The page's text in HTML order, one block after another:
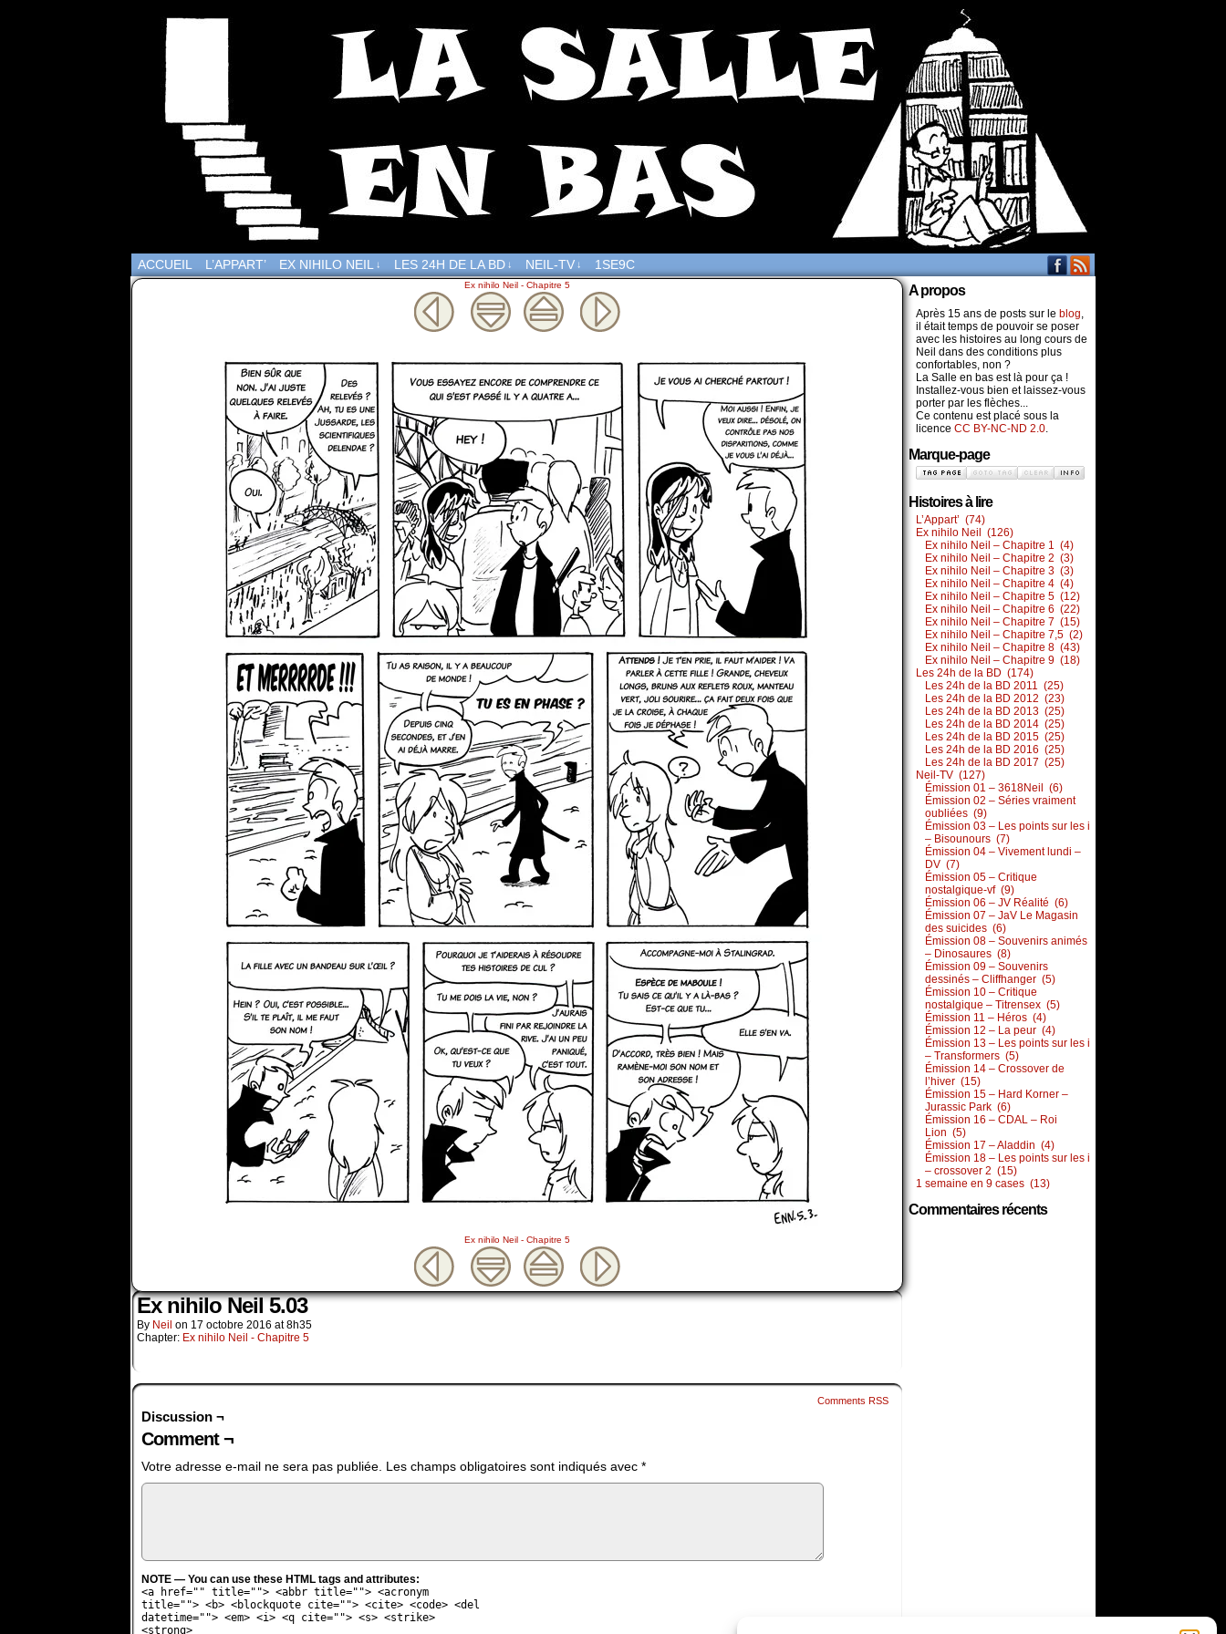
ACCUEIL L’APPART’ EX NIHILO NEIL ↓ LES 24H DE LA BD ↓ NEIL-TV ↓ 1SE9C
Ex nihilo Neil - Chapitre 5
Ex nihilo Neil - Chapitre 5
Ex nihilo Neil 5.03
By Neil on 17 octobre 2016 at8h35
Chapter: Ex nihilo Neil - Chapitre 5
Comments RSS
Discussion ¬
Comment ¬
Votre adresse e-mail ne sera pas publiée. Les champs obligatoires sont indiqués avec *
NOTE — You can use these HTML tags and attributes:
<a href="" title=""> <abbr title=""> <acronym
title=""> <b> <blockquote cite=""> <cite> <code> <del
datetime=""> <em> <i> <q cite=""> <s> <strike>
<strong>
A propos
Après 15 ans de posts sur le blog,
il était temps de pouvoir se poser
avec les histoires au long cours de
Neil dans des conditions plus
confortables, non ?
La Salle en bas est là pour ça !
Installez-vous bien et laissez-vous
porter par les flèches...
Ce contenu est placé sous la
licence CC BY-NC-ND 2.0.
Marque-page
Histoires à lire
L’Appart’ (74)
Ex nihilo Neil (126)
Ex nihilo Neil – Chapitre 1 (4)
Ex nihilo Neil – Chapitre 2 (3)
Ex nihilo Neil – Chapitre 3 (3)
Ex nihilo Neil – Chapitre 4 (4)
Ex nihilo Neil – Chapitre 5 (12)
Ex nihilo Neil – Chapitre 6 (22)
Ex nihilo Neil – Chapitre 7 (15)
Ex nihilo Neil – Chapitre 7,5 (2)
Ex nihilo Neil – Chapitre 8 (43)
Ex nihilo Neil – Chapitre 9 (18)
Les 24h de la BD (174)
Les 24h de la BD 2011 (25)
Les 24h de la BD 2012 (23)
Les 24h de la BD 2013 (25)
Les 24h de la BD 2014 (25)
Les 24h de la BD 2015 (25)
Les 24h de la BD 2016 (25)
Les 24h de la BD 2017 (25)
Neil-TV (127)
Émission 01 – 3618Neil (6)
Émission 02 – Séries vraiment
oubliées (9)
Émission 03 – Les points sur les i
– Bisounours (7)
Émission 04 – Vivement lundi –
DV (7)
Émission 05 – Critique
nostalgique-vf (9)
Émission 06 – JV Réalité (6)
Émission 07 – JaV Le Magasin
des suicides (6)
Émission 08 – Souvenirs animés
– Dinosaures (8)
Émission 09 – Souvenirs
dessinés – Cliffhanger (5)
Émission 10 – Critique
nostalgique – Titrensex (5)
Émission 11 – Héros (4)
Émission 12 – La peur (4)
Émission 13 – Les points sur les i
– Transformers (5)
Émission 14 – Crossover de
l’hiver (15)
Émission 15 – Hard Korner –
Jurassic Park (6)
Émission 16 – CDAL – Roi
Lion (5)
Émission 17 – Aladdin (4)
Émission 18 – Les points sur les i
– crossover 2 (15)
1 semaine en 9 cases (13)
Commentaires récents